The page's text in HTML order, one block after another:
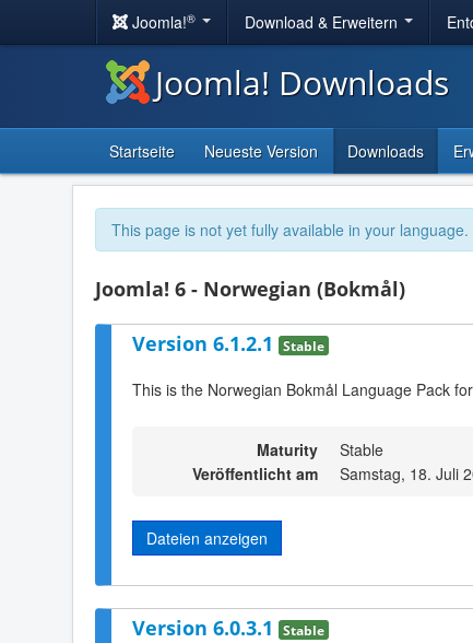
Joomla!® Download & Erweitern
Joomla! Downloads
Startseite Neueste Version Downloads
This page is not yet fully available in your
Joomla! 6 - Norwegian (Bokmål)
Version 6.1.2.1 Stable
This is the Norwegian Bokmål Language Pack
Maturity
Stable
Veröffentlicht am
Samstag, 18. Juli
Dateien anzeigen
Version 6.0.3.1 Stable